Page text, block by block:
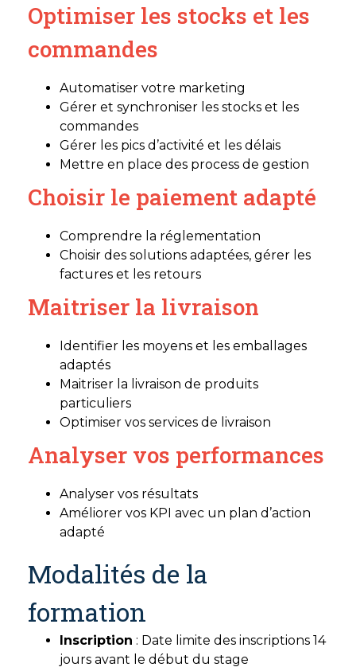
Optimiser les stocks et les
commandes
Automatiser votre marketing
Gérer et synchroniser les stocks et les
commandes
Gérer les pics d’activité et les délais
Mettre en place des process de gestion
Choisir le paiement adapté
Comprendre la réglementation
Choisir des solutions adaptées, gérer les
factures et les retours
Maitriser la livraison
Identifier les moyens et les emballages
adaptés
Maitriser la livraison de produits
particuliers
Optimiser vos services de livraison
Analyser vos performances
Analyser vos résultats
Améliorer vos KPI avec un plan d’action
adapté
Modalités de la
formation
Inscription : Date limite des inscriptions 14
jours avant le début du stage